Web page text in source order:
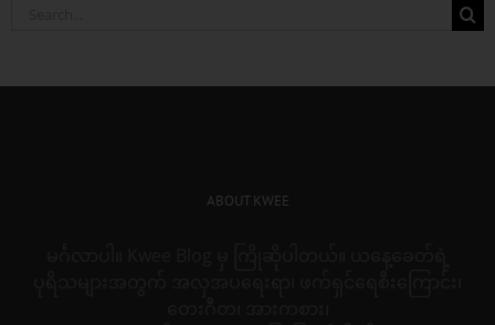
ABOUT KWEE